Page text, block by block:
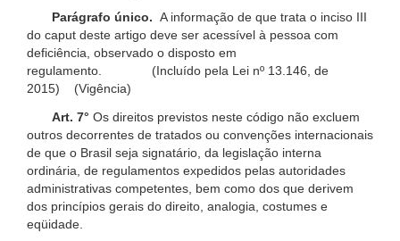
Parágrafo único. A informação de que trata o inciso III
do caput deste artigo deve ser acessível à pessoa com
deficiência, observado o disposto em
regulamento. (Incluído pela Lei nº 13.146, de
2015) (Vigência)
Art. 7° Os direitos previstos neste código não excluem
outros decorrentes de tratados ou convenções internacionais
de que o Brasil seja signatário, da legislação interna
ordinária, de regulamentos expedidos pelas autoridades
administrativas competentes, bem como dos que derivem
dos princípios gerais do direito, analogia, costumes e
eqüidade.